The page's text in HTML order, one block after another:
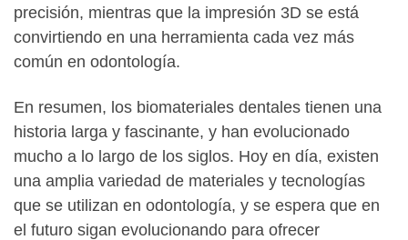
precisión, mientras que la impresión 3D se está
convirtiendo en una herramienta cada vez más
común en odontología.
En resumen, los biomateriales dentales tienen una
historia larga y fascinante, y han evolucionado
mucho a lo largo de los siglos. Hoy en día, existen
una amplia variedad de materiales y tecnologías
que se utilizan en odontología, y se espera que en
el futuro sigan evolucionando para ofrecer